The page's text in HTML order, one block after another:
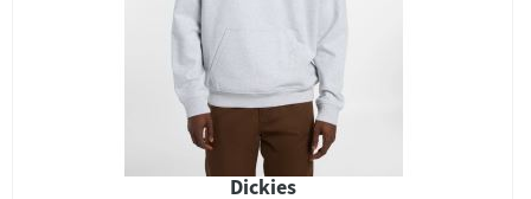
Dickies